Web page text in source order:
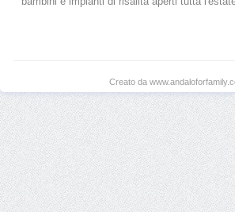
Creato da